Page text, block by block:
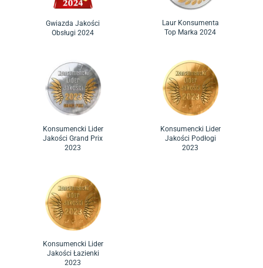
Gwiazda Jakości
Obsługi 2024
Laur Konsumenta
Top Marka 2024
Konsumencki Lider
Jakości Grand Prix
2023
Konsumencki Lider
Jakości Podłogi
2023
Konsumencki Lider
Jakości Łazienki
2023